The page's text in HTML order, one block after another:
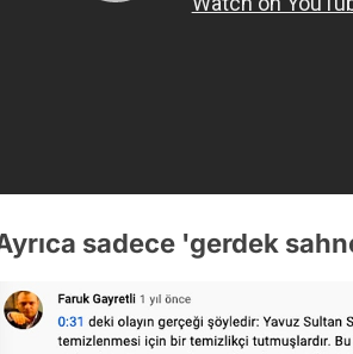
sadece 'gerdek